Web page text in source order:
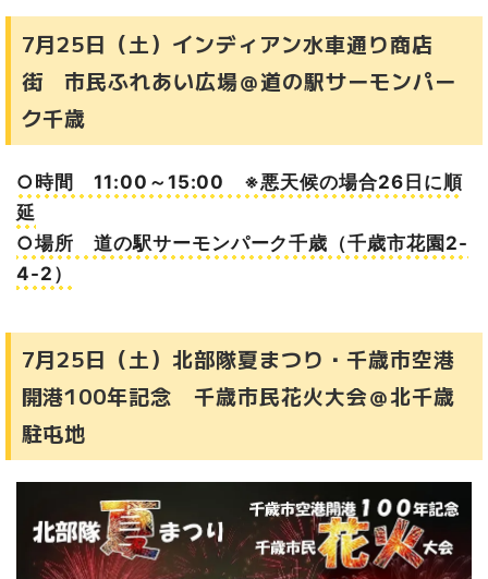
7月25日（土）インディアン水車通り商店
街 市民ふれあい広場＠道の駅サーモンパー
ク千歳
○時間 11:00～15:00 ※悪天候の場合26日に順
延
○場所 道の駅サーモンパーク千歳（千歳市花園2-
4-2）
7月25日（土）北部隊夏まつり・千歳市空港
開港100年記念 千歳市民花火大会＠北千歳
駐屯地